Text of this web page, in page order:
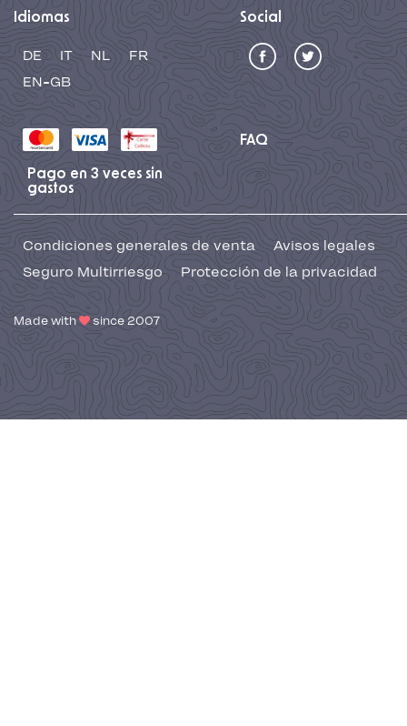
Idiomas
DE IT NL
FR
EN-GB
Social
FAQ
Pago en 3 veces sin
gastos
Condiciones generales de venta
Avisos legales
Seguro Multirriesgo
Protección de la privacidad
Made with since 2007